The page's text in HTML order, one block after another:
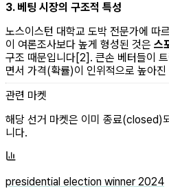
3. 베팅 시장의 구조적 특성
노스이스턴 대학교 도박 전문가에 따
이 여론조사보다 높게 형성된 것은 스
구조 때문입니다[2]. 큰손 베터들이
면서 가격(확률)이 인위적으로 높아
관련 마켓
해당 선거 마켓은 이미 종료(closed)
니다.
presidential election winner 2024